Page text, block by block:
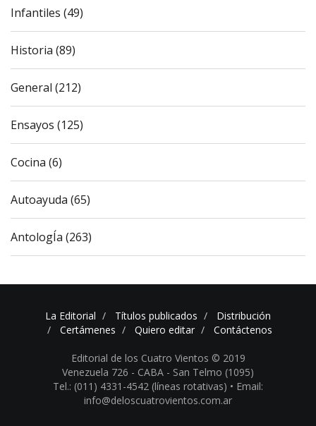
Infantiles (49)
Historia (89)
General (212)
Ensayos (125)
Cocina (6)
Autoayuda (65)
AntologÍa (263)
La Editorial Títulos publicados
Distribución
Certámenes
Quiero editar Contáctenos
Editorial de los Cuatro Vientos © 2019
Venezuela 726 - CABA - San Telmo (1095)
Tel.: (011) 4331-4542 (líneas rotativas) • Email:
info@deloscuatrovientos.com.ar